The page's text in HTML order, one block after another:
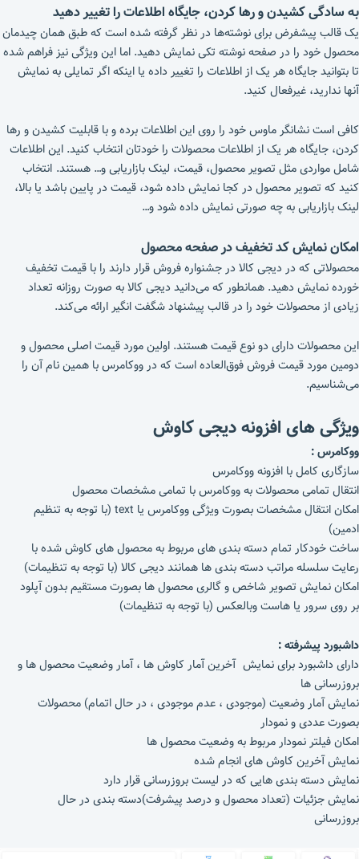
به سادگی کشیدن و رها کردن، جایگاه اطلاعات را تغییر دهید
یک قالب پیشفرض برای نوشته‌ها در نظر گرفته شده است که طبق همان چیدمان
محصول خود را در صفحه نوشته تکی نمایش دهید. اما این ویژگی نیز فراهم شده
تا بتوانید جایگاه هر یک از اطلاعات را تغییر داده یا اینکه اگر تمایلی به نمایش
آنها ندارید، غیرفعال کنید.
کافی است نشانگر ماوس خود را روی این اطلاعات برده و با قابلیت کشیدن و رها
کردن، جایگاه هر یک از اطلاعات محصولات را خودتان انتخاب کنید. این اطلاعات
شامل مواردی مثل تصویر محصول، قیمت، لینک بازاریابی و… هستند. انتخاب
کنید که تصویر محصول در کجا نمایش داده شود، قیمت در پایین باشد یا بالا،
لینک بازاریابی به چه صورتی نمایش داده شود و…
امکان نمایش کد تخفیف در صفحه محصول
محصولاتی که در دیجی کالا در جشنواره فروش قرار دارند را با قیمت تخفیف
خورده نمایش دهید. همانطور که می‌دانید دیجی کالا به صورت روزانه تعداد
زیادی از محصولات خود را در قالب پیشنهاد شگفت انگیر ارائه می‌کند.
این محصولات دارای دو نوع قیمت هستند. اولین مورد قیمت اصلی محصول و
دومین مورد قیمت فروش فوق‌العاده است که در ووکامرس با همین نام آن را
می‌شناسیم.
ویژگی های افزونه دیجی کاوش
ووکامرس :
سازگاری کامل با افزونه ووکامرس
انتقال تمامی محصولات به ووکامرس با تمامی مشخصات محصول
امکان انتقال مشخصات بصورت ویژگی ووکامرس یا text (با توجه به تنظیم
ادمین)
ساخت خودکار تمام دسته بندی های مربوط به محصول های کاوش شده با
رعایت سلسله مراتب دسته بندی ها همانند دیجی کالا (با توجه به تنظیمات)
امکان نمایش تصویر شاخص و گالری محصول ها بصورت مستقیم بدون آپلود
بر روی سرور یا هاست وبالعکس (با توجه به تنظیمات)
داشبورد پیشرفته:
دارای داشبورد برای نمایش آخرین آمار کاوش ها ، آمار وضعیت محصول ها و
بروزرسانی ها
نمایش آمار وضعیت (موجودی ، عدم موجودی ، در حال اتمام) محصولات
بصورت عددی و نمودار
امکان فیلتر نمودار مربوط به وضعیت محصول ها
نمایش آخرین کاوش های انجام شده
نمایش دسته بندی هایی که در لیست بروزرسانی قرار دارد
نمایش جزئیات (تعداد محصول و درصد پیشرفت)دسته بندی در حال
بروزرسانی